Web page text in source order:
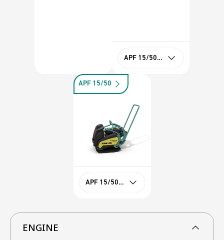
APF 15/50 Vanguard
APF 15/50
APF 15/50 Rato
ENGINE